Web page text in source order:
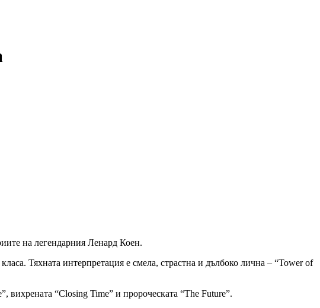
на легендарния Ленард Коен.
Тяхната интерпретация е смела, страстна и дълбоко лична – “Tower of
вихрената “Closing Time” и пророческата “The Future”.